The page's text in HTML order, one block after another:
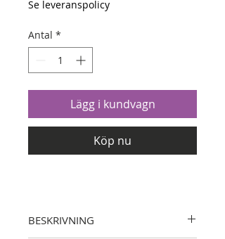
Se leveranspolicy
Antal *
Lägg i kundvagn
Köp nu
BESKRIVNING